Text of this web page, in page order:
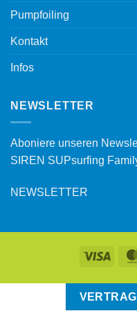
Pumpfoiling
Kontakt
Infos
NEWSLETTER
Aboniere unseren
SIREN SUPsurfing
NEWSLETTER